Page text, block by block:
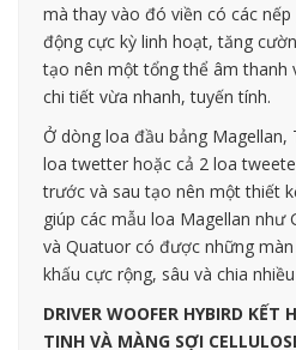
mà thay vào đó viền có các
động cực kỳ linh hoạt, tăng
tạo nên một tổng thể âm thanh
chi tiết vừa nhanh, tuyến tính.
Ở dòng loa đầu bảng Magellan,
loa twetter hoặc cả 2 loa
trước và sau tạo nên một thiết
giúp các mẫu loa Magellan như
và Quatuor có được những
khấu cực rộng, sâu và chia
DRIVER WOOFER HYBIRD
TINH VÀ MÀNG SỢI